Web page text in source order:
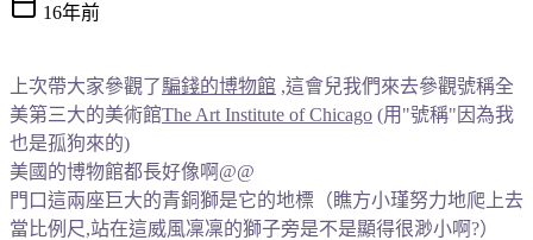
16年前
上次帶大家參觀了騙錢的博物館 ,這會兒我們來去參觀號稱全
美第三大的美術館The Art Institute of Chicago (用"號稱"因為我
也是孤狗來的)
美國的博物館都長好像啊@@
門口這兩座巨大的青銅獅是它的地標（瞧方小瑾努力地爬上去
當比例尺,站在這威風凜凜的獅子旁是不是顯得很渺小啊?）